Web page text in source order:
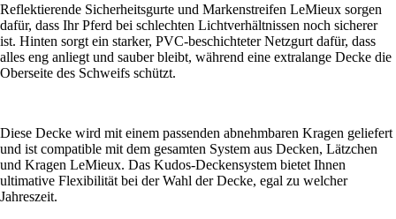
Reflektierende Sicherheitsgurte und Markenstreifen LeMieux sorgen
dafür, dass Ihr Pferd bei schlechten Lichtverhältnissen noch sicherer
ist. Hinten sorgt ein starker, PVC-beschichteter Netzgurt dafür, dass
alles eng anliegt und sauber bleibt, während eine extralange Decke die
Oberseite des Schweifs schützt.
Diese Decke wird mit einem passenden abnehmbaren Kragen geliefert
und ist compatible mit dem gesamten System aus Decken, Lätzchen
und Kragen LeMieux. Das Kudos-Deckensystem bietet Ihnen
ultimative Flexibilität bei der Wahl der Decke, egal zu welcher
Jahreszeit.